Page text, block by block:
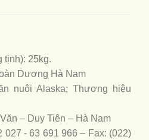
25kg.
Dương Hà Nam
nuôi Alaska; Thương hiệu
– Duy Tiên – Hà Nam
- 63 691 966 – Fax: (022)